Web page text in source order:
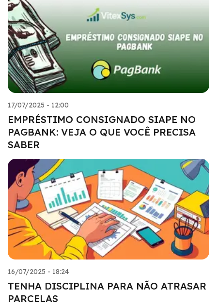
17/07/2025 - 12:00
EMPRÉSTIMO CONSIGNADO SIAPE NO
PAGBANK: VEJA O QUE VOCÊ PRECISA
SABER
16/07/2025 - 18:24
TENHA DISCIPLINA PARA NÃO ATRASAR
PARCELAS